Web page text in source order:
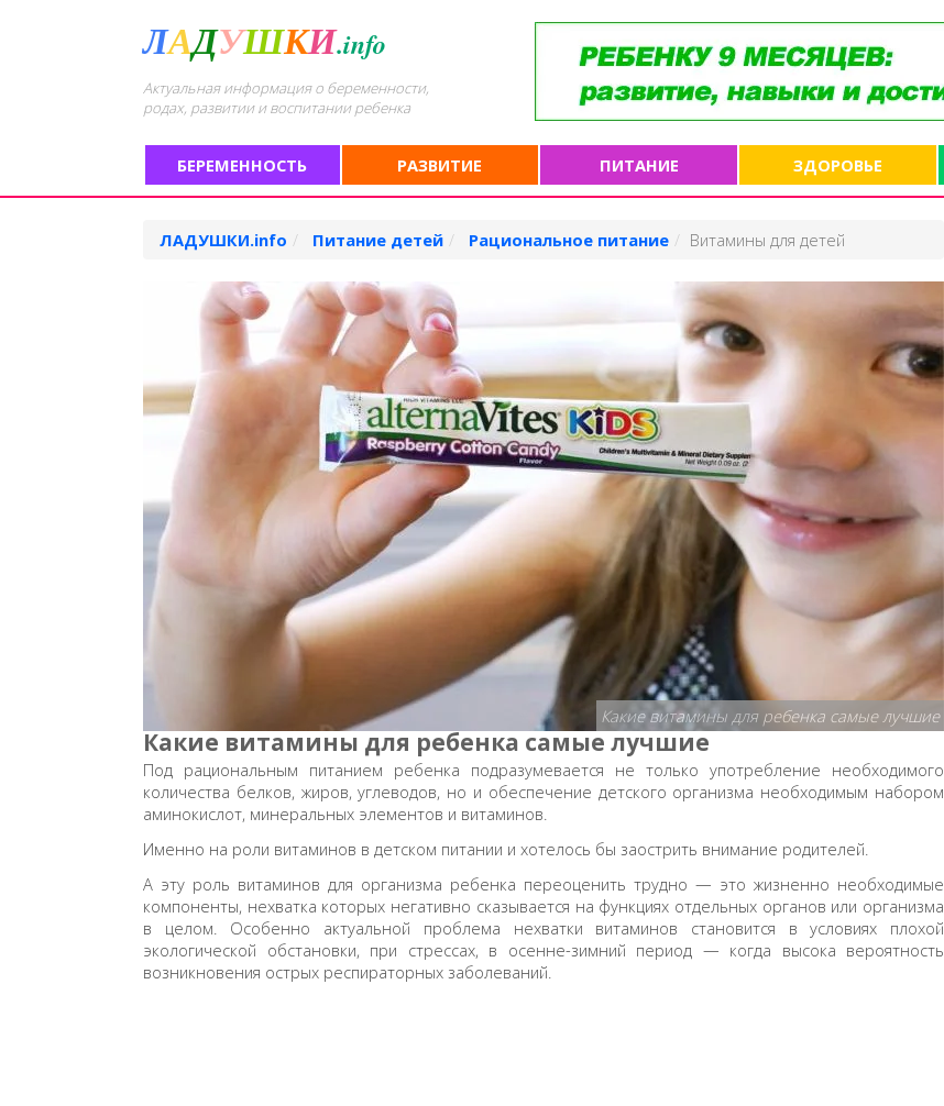
ЛАДУШКИ.info
Актуальная информация о беременности,
родах, развитии и воспитании ребенка
БЕРЕМЕННОСТЬ РАЗВИТИЕ ПИТАНИЕ ЗДОРОВЬЕ
ЛАДУШКИ.info Питание детей Рациональное питание Витамины для детей
Какие витамины для ребенка самые лучшие
Какие витамины для ребенка самые лучшие
Под рациональным питанием ребенка подразумевается не только употребление необходимого
количества белков, жиров, углеводов, но и обеспечение детского организма необходимым набором
аминокислот, минеральных элементов и витаминов.
Именно на роли витаминов в детском питании и хотелось бы заострить внимание родителей.
А эту роль витаминов для организма ребенка переоценить трудно — это жизненно необходимые
компоненты, нехватка которых негативно сказывается на функциях отдельных органов или организма
в целом. Особенно актуальной проблема нехватки витаминов становится в условиях плохой
экологической обстановки, при стрессах, в осенне-зимний период — когда высока вероятность
возникновения острых респираторных заболеваний.